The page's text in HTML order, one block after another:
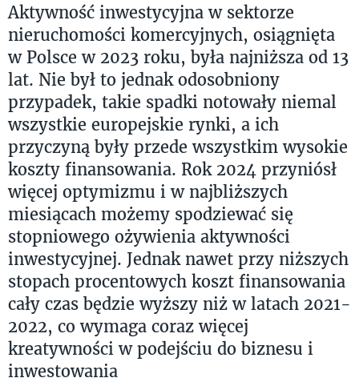
Aktywność inwestycyjna w sektorze
nieruchomości komercyjnych, osiągnięta
w Polsce w 2023 roku, była najniższa od 13
lat. Nie był to jednak odosobniony
przypadek, takie spadki notowały niemal
wszystkie europejskie rynki, a ich
przyczyną były przede wszystkim wysokie
koszty finansowania. Rok 2024 przyniósł
więcej optymizmu i w najbliższych
miesiącach możemy spodziewać się
stopniowego ożywienia aktywności
inwestycyjnej. Jednak nawet przy niższych
stopach procentowych koszt finansowania
cały czas będzie wyższy niż w latach 2021-
2022, co wymaga coraz więcej
kreatywności w podejściu do biznesu i
inwestowania